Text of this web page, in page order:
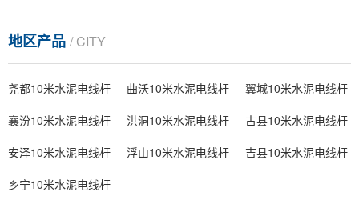
地区产品 / CITY
尧都10米水泥电线杆 曲沃10米水泥电线杆
翼城10米水泥电线杆
襄汾10米水泥电线杆
洪洞10米水泥电线杆
古县10米水泥电线杆
安泽10米水泥电线杆
浮山10米水泥电线杆
吉县10米水泥电线杆
乡宁10米水泥电线杆